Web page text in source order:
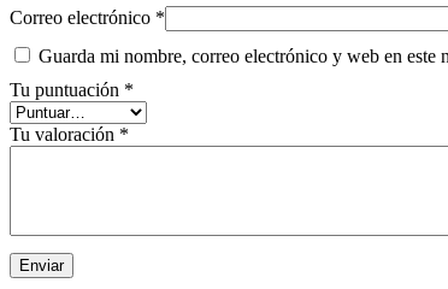
Correo electrónico *
Guarda mi nombre, correo electrónico y web en este
Tu puntuación *
Tu valoración *